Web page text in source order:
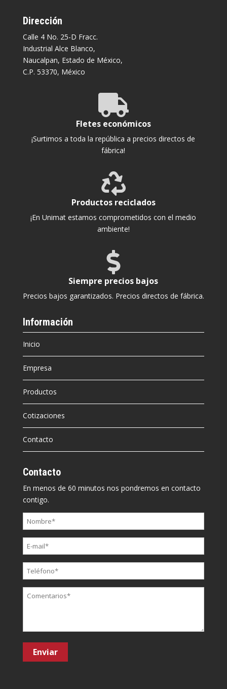
Dirección
Calle 4 No. 25-D Fracc.
Industrial Alce Blanco,
Naucalpan, Estado de México,
C.P. 53370, México

Fletes económicos
¡Surtimos a toda la república a precios directos de
fábrica!

Productos reciclados
¡En Unimat estamos comprometidos con el medio
ambiente!

Siempre precios bajos
Precios bajos garantizados. Precios directos de fábrica.
Información
Inicio
Empresa
Productos
Cotizaciones
Contacto
Contacto
En menos de 60 minutos nos pondremos en contacto
contigo.